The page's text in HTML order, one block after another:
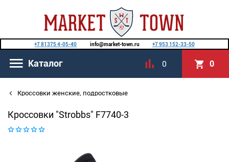
+7 81375 4-05-40 info@market-town.ru +7 953 152-33-50
Каталог 0 0
Кроссовки женские, подростковые
Кроссовки "Strobbs" F7740-3